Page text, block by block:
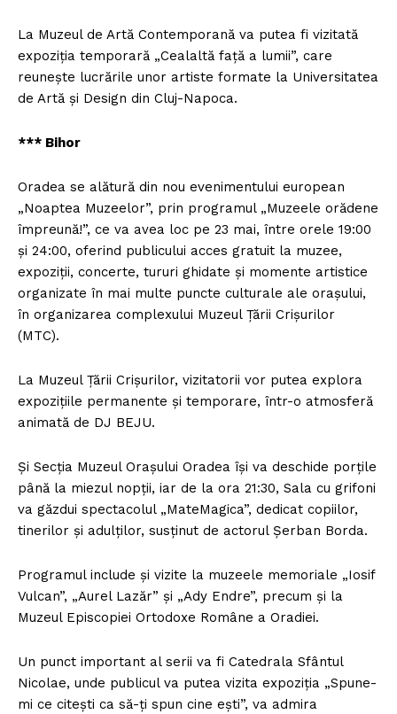
La Muzeul de Artă Contemporană va putea fi vizitată
expoziţia temporară „Cealaltă faţă a lumii”, care
reuneşte lucrările unor artiste formate la Universitatea
de Artă şi Design din Cluj-Napoca.
*** Bihor
Oradea se alătură din nou evenimentului european
„Noaptea Muzeelor”, prin programul „Muzeele orădene
împreună!”, ce va avea loc pe 23 mai, între orele 19:00
şi 24:00, oferind publicului acces gratuit la muzee,
expoziţii, concerte, tururi ghidate şi momente artistice
organizate în mai multe puncte culturale ale oraşului,
în organizarea complexului Muzeul Ţării Crişurilor
(MTC).
La Muzeul Ţării Crişurilor, vizitatorii vor putea explora
expoziţiile permanente şi temporare, într-o atmosferă
animată de DJ BEJU.
Şi Secţia Muzeul Oraşului Oradea îşi va deschide porţile
până la miezul nopţii, iar de la ora 21:30, Sala cu grifoni
va găzdui spectacolul „MateMagica”, dedicat copiilor,
tinerilor şi adulţilor, susţinut de actorul Şerban Borda.
Programul include şi vizite la muzeele memoriale „Iosif
Vulcan”, „Aurel Lazăr” şi „Ady Endre”, precum şi la
Muzeul Episcopiei Ortodoxe Române a Oradiei.
Un punct important al serii va fi Catedrala Sfântul
Nicolae, unde publicul va putea vizita expoziţia „Spune-
mi ce citeşti ca să-ţi spun cine eşti”, va admira